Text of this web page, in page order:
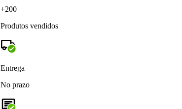
+200
Produtos vendidos
Entrega
No prazo